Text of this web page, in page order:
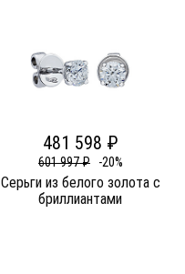
481 598 ₽
601 997 ₽ -20%
Серьги из белого золота c
бриллиантами